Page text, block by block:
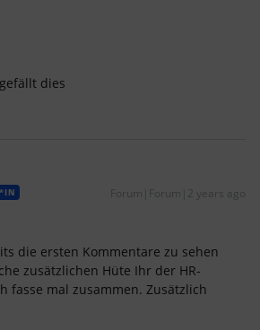
dies
Forum|Forum|2 years ago
die ersten Kommentare zu sehen
zusätzlichen Hüte Ihr der HR-
fasse mal zusammen. Zusätzlich